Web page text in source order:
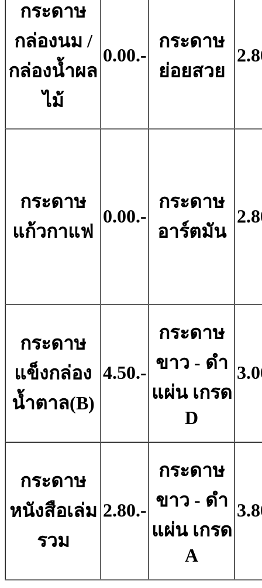
กระดาษ
กล่องนม /
กล่องน้ำผล
ไม้
0.00.-
กระดาษ
ย่อยสวย
กระดาษ
แก้วกาแฟ
0.00.-
กระดาษ
อาร์ตมัน
กระดาษ
แข็งกล่อง
น้ำตาล(B)
4.50.-
กระดาษ
ขาว - ดํา
แผ่น เกรด
D
กระดาษ
หนังสือเล่ม
รวม
2.80.-
กระดาษ
ขาว - ดํา
แผ่น เกรด
A